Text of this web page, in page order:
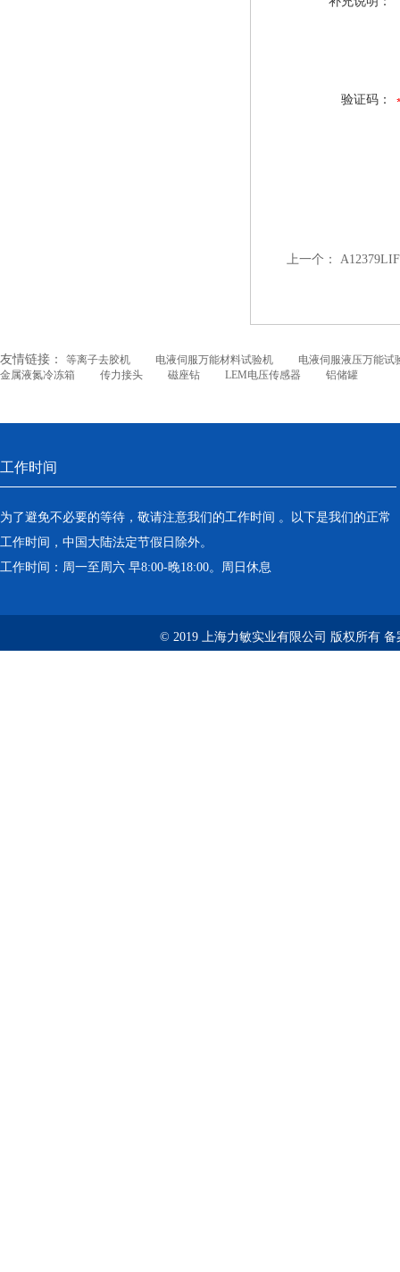
验证码：
上一个：
友情链接： 等离子去胶机 电液伺服万能材料试验机
电液伺服液压万能试
金属液氮冷冻箱
传力接头 磁座钻 LEM电压传感器 铝储罐
工作时间
为了避免不必要的等待，敬请注意我们的工作时间 。以下是我们的正常
工作时间，中国大陆法定节假日除外。
工作时间：周一至周六 早8:00-晚18:00。周日休息
© 2019 上海力敏实业有限公司 版权所有 备